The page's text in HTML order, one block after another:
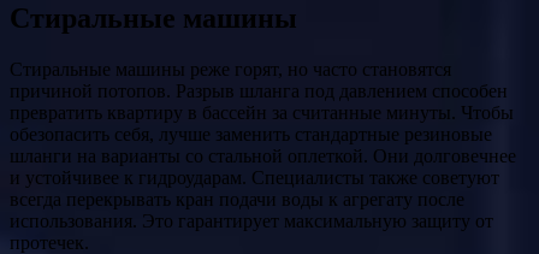
Стиральные машины
Стиральные машины реже горят, но часто становятся
причиной потопов. Разрыв шланга под давлением способен
превратить квартиру в бассейн за считанные минуты. Чтобы
обезопасить себя, лучше заменить стандартные резиновые
шланги на варианты со стальной оплеткой. Они долговечнее
и устойчивее к гидроударам. Специалисты также советуют
всегда перекрывать кран подачи воды к агрегату после
использования. Это гарантирует максимальную защиту от
протечек.